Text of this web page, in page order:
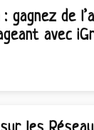
: gagnez de
avec